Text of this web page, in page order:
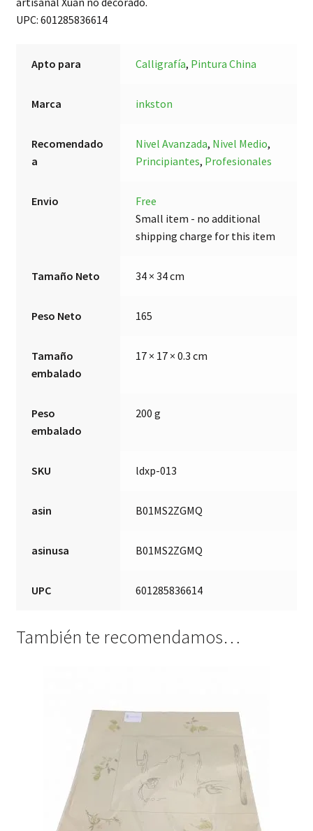
UPC: 601285836614
Apto para Calligrafía, Pintura China
Marca inkston
Recomendado
a
Nivel Avanzada, Nivel Medio,
Principiantes, Profesionales
Envio
Free
Small item - no additional
shipping charge for this item
Tamaño Neto 34 × 34 cm
Peso Neto 165
Tamaño
embalado
17 × 17 × 0.3 cm
Peso
embalado
200 g
SKU ldxp-013
asin B01MS2ZGMQ
asinusa B01MS2ZGMQ
UPC 601285836614
También te recomendamos…